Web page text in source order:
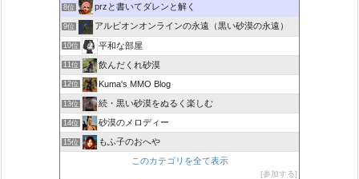
8位 przと書いてダレンと解く
9位 アルビオンオンラインの永遠（黒い砂漠の永遠）
10位 平和な部屋
11位 飲んだくれ砂漠
12位 Kuma's MMO Blog
13位 続・黒い砂漠をぬるく楽しむ
14位 砂漠のメロディー
15位
もふ子のおへや
このカテゴリを全て表示
参加する